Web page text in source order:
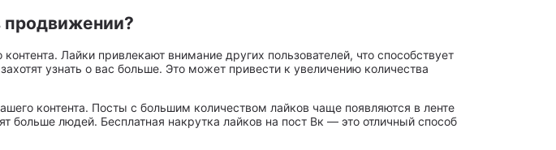
продвижении?
Лайки привлекают внимание других пользователей, что способствует
узнать о вас больше. Это может привести к увеличению количества
контента. Посты с большим количеством лайков чаще появляются в ленте
больше людей. Бесплатная накрутка лайков на пост Вк — это отличный способ